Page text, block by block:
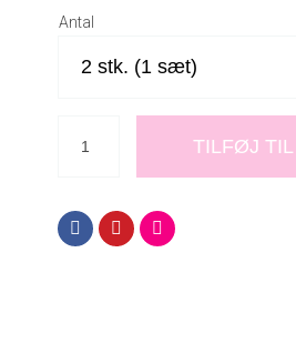
Antal
TILFØJ